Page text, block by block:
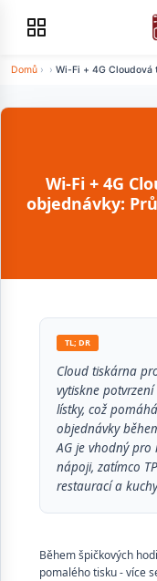
Domů › › Wi-Fi + 4G Cloudová
Wi-Fi + 4G
objednávky:
TL; DR
Cloud tiskárna
vytiskne
lístky, což
objednávky
AG je vhodný
nápoji, zatímco
restaurací a
Během špičkových
pomalého tisku - více